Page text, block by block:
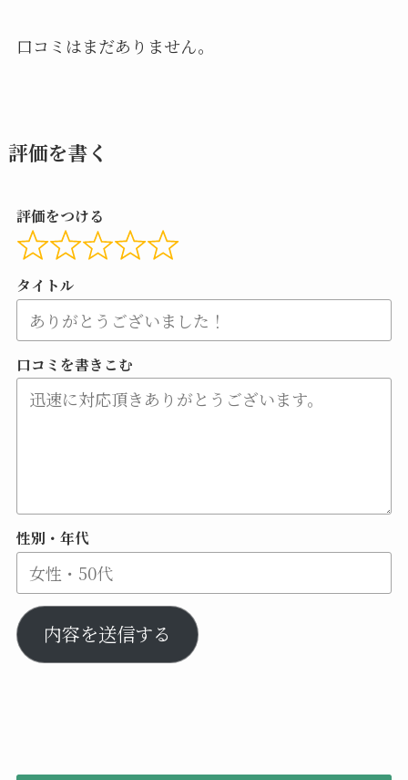
口コミはまだありません。
評価を書く
評価をつける
タイトル
口コミを書きこむ
性別・年代
内容を送信する